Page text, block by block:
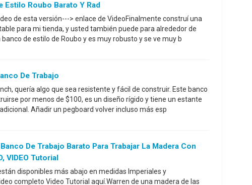
Estilo Roubo Barato Y Rad
de esta versión---> enlace de VideoFinalmente construí una
para mi tienda, y usted también puede para alrededor de
de estilo de Roubo y es muy robusto y se ve muy b
De Trabajo
quería algo que sea resistente y fácil de construir. Este banco
por menos de $100, es un diseño rígido y tiene un estante
Añadir un pegboard volver incluso más esp
De Trabajo Barato Para Trabajar La Madera Con
VIDEO Tutorial
disponibles más abajo en medidas Imperiales y
completo Video Tutorial aquí.Warren de una madera de las